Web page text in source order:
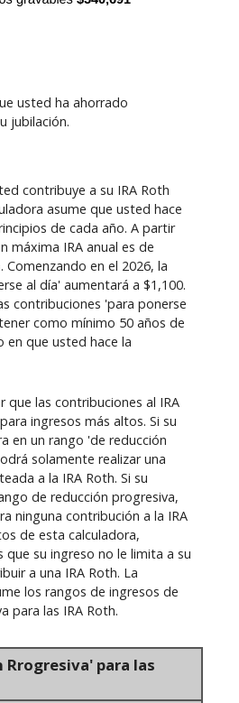
usted ha ahorrado
jubilación.
contribuye a su IRA Roth
asume que usted hace
de cada año. A partir
máxima IRA anual es de
Comenzando en el 2026, la
al día' aumentará a $1,100.
contribuciones 'para ponerse
como mínimo 50 años de
en que usted hace la
que las contribuciones al IRA
ingresos más altos. Si su
en un rango 'de reducción
solamente realizar una
a la IRA Roth. Si su
de reducción progresiva,
ninguna contribución a la IRA
de esta calculadora,
su ingreso no le limita a su
a una IRA Roth. La
los rangos de ingresos de
para las IRA Roth.
Rrogresiva' para las